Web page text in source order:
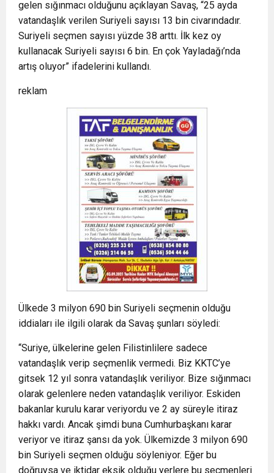
gelen sığınmacı olduğunu açıklayan Savaş, “25 ayda
vatandaşlık verilen Suriyeli sayısı 13 bin civarındadır.
Suriyeli seçmen sayısı yüzde 38 arttı. İlk kez oy
kullanacak Suriyeli sayısı 6 bin. En çok Yayladağı’nda
artış oluyor” ifadelerini kullandı.
reklam
Ülkede 3 milyon 690 bin Suriyeli seçmenin olduğu
iddiaları ile ilgili olarak da Savaş şunları söyledi:
“Suriye, ülkelerine gelen Filistinlilere sadece
vatandaşlık verip seçmenlik vermedi. Biz KKTC’ye
gitsek 12 yıl sonra vatandaşlık veriliyor. Bize sığınmacı
olarak gelenlere neden vatandaşlık veriliyor. Eskiden
bakanlar kurulu karar veriyordu ve 2 ay süreyle itiraz
hakkı vardı. Ancak şimdi buna Cumhurbaşkanı karar
veriyor ve itiraz şansı da yok. Ülkemizde 3 milyon 690
bin Suriyeli seçmen olduğu söyleniyor. Eğer bu
doğruysa ve iktidar eksik olduğu yerlere bu seçmenleri